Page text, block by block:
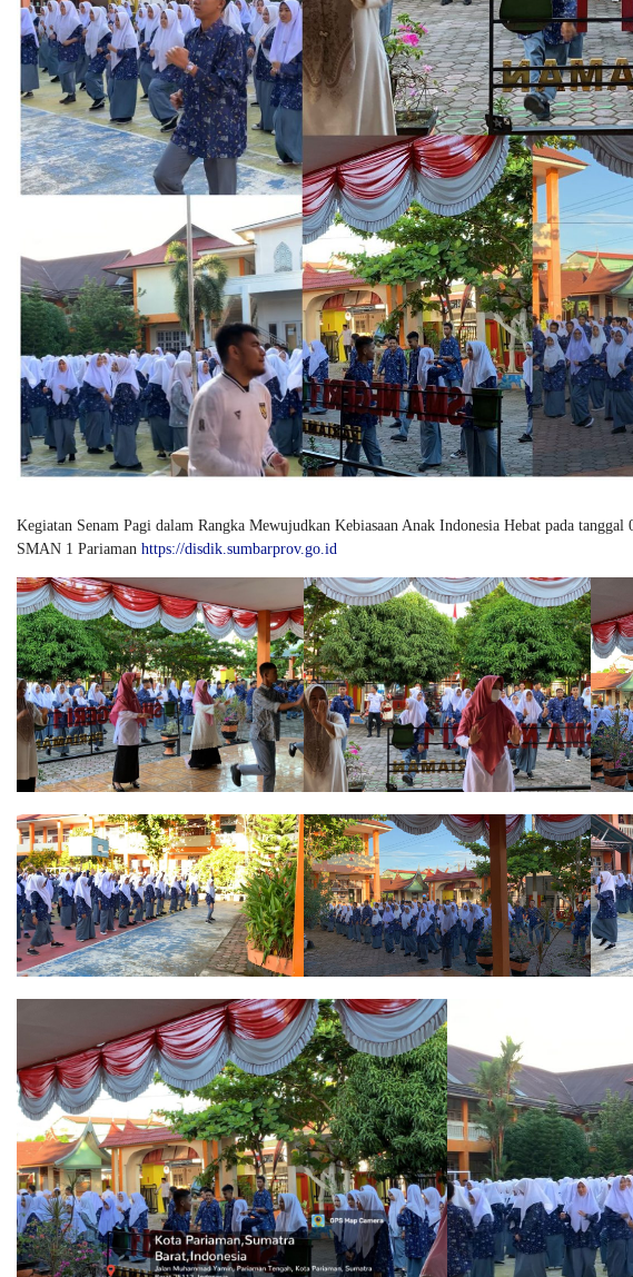
Kegiatan Senam Pagi dalam Rangka Mewujudkan Kebiasaan Anak Indonesia Hebat pada tanggal
SMAN 1 Pariaman https://disdik.sumbarprov.go.id